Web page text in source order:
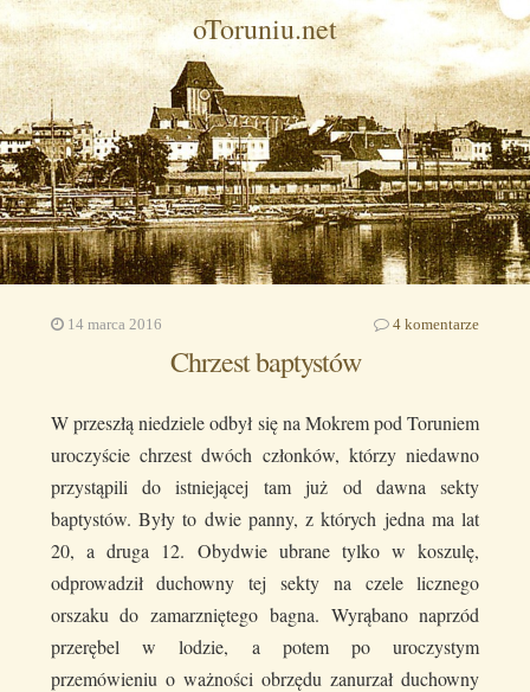
oToruniu.net
14 marca 2016 4 komentarze
Chrzest baptystów
W przeszłą niedziele odbył się na Mokrem pod Toruniem
uroczyście chrzest dwóch członków, którzy niedawno
przystąpili do istniejącej tam już od dawna sekty
baptystów. Były to dwie panny, z których jedna ma lat
20, a druga 12. Obydwie ubrane tylko w koszulę,
odprowadził duchowny tej sekty na czele licznego
orszaku do zamarzniętego bagna. Wyrąbano naprzód
przerębel w lodzie, a potem po uroczystym
przemówieniu o ważności obrzędu zanurzał duchowny